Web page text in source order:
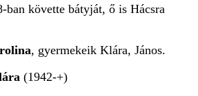
ban követte bátyját, ő is Hácsra
, gyermekeik Klára, János.
(1942-+)